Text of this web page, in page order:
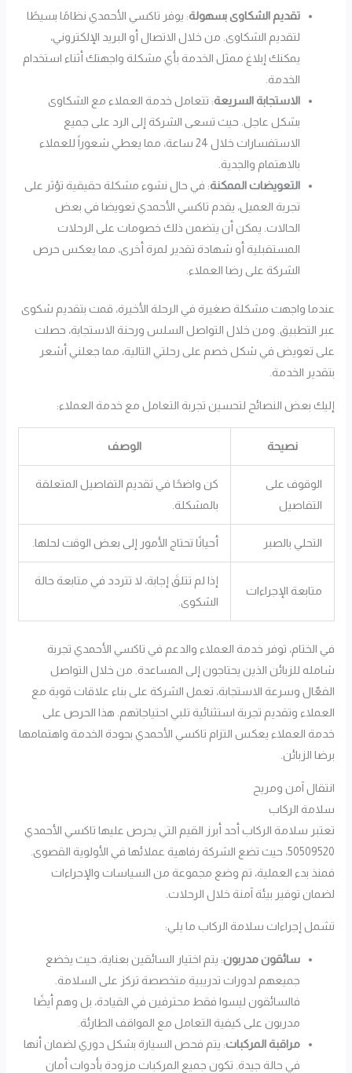
تقديم الشكاوى بسهولة: يوفر تاكسي الأحمدي نظامًا بسيطًا
لتقديم الشكاوى. من خلال الاتصال أو البريد الإلكتروني،
يمكنك إبلاغ ممثل الخدمة بأي مشكلة واجهتك أثناء استخدام
الخدمة.
الاستجابة السريعة: تتعامل خدمة العملاء مع الشكاوى
بشكل عاجل. حيث تسعى الشركة إلى الرد على جميع
الاستفسارات خلال 24 ساعة، مما يعطي شعوراً للعملاء
بالاهتمام والجدية.
التعويضات الممكنة: في حال نشوء مشكلة حقيقية تؤثر على
تجربة العميل، يقدم تاكسي الأحمدي تعويضا في بعض
الحالات. يمكن أن يتضمن ذلك خصومات على الرحلات
المستقبلية أو شهادة تقدير لمرة أخرى، مما يعكس حرص
الشركة على رضا العملاء.
عندما واجهت مشكلة صغيرة في الرحلة الأخيرة، قمت بتقديم شكوى
عبر التطبيق. ومن خلال التواصل السلس ورحنة الاستجابة، حصلت
على تعويض في شكل خصم على رحلتي التالية، مما جعلني أشعر
بتقدير الخدمة.
إليك بعض النصائح لتحسين تجربة التعامل مع خدمة العملاء:
نصيحة الوصف
الوقوف على
التفاصيل
كن واضحًا في تقديم التفاصيل المتعلقة
بالمشكلة.
التحلي بالصبر أحيانًا تحتاج الأمور إلى بعض الوقت لحلها.
متابعة الإجراءات
إذا لم تتلقَ إجابة، لا تتردد في متابعة حالة
الشكوى.
في الختام، توفر خدمة العملاء والدعم في تاكسي الأحمدي تجربة
شامله للزبائن الذين يحتاجون إلى المساعدة. من خلال التواصل
الفعّال وسرعة الاستجابة، تعمل الشركة على بناء علاقات قوية مع
العملاء وتقديم تجربة استثنائية تلبي احتياجاتهم. هذا الحرص على
خدمة العملاء يعكس التزام تاكسي الأحمدي بجودة الخدمة واهتمامها
برضا الزبائن.
انتقال آمن ومريح
سلامة الركاب
تعتبر سلامة الركاب أحد أبرز القيم التي يحرص عليها تاكسي الأحمدي
50509520، حيث تضع الشركة رفاهية عملائها في الأولوية القصوى.
فمنذ بدء العملية، تم وضع مجموعة من السياسات والإجراءات
لضمان توفير بيئة آمنة خلال الرحلات.
تشمل إجراءات سلامة الركاب ما يلي:
سائقون مدربون: يتم اختيار السائقين بعناية، حيث يخضع
جميعهم لدورات تدريبية متخصصة تركز على السلامة.
فالسائقون ليسوا فقط محترفين في القيادة، بل وهم أيضًا
مدربون على كيفية التعامل مع المواقف الطارئة.
مراقبة المركبات: يتم فحص السيارة بشكل دوري لضمان أنها
في حالة جيدة. تكون جميع المركبات مزودة بأدوات أمان